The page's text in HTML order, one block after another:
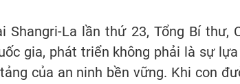
La lần thứ 23, Tổng Bí thư,
gia, phát triển không phải là sự
của an ninh bền vững. Khi con